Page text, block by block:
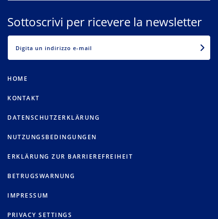
Sottoscrivi per ricevere la newsletter
HOME
KONTAKT
DATENSCHUTZERKLÄRUNG
NUTZUNGSBEDINGUNGEN
ERKLÄRUNG ZUR BARRIEREFREIHEIT
BETRUGSWARNUNG
IMPRESSUM
PRIVACY SETTINGS